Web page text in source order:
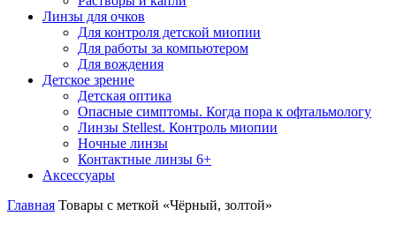
Линзы для очков
Для контроля детской миопии
Для работы за компьютером
Для вождения
Детское зрение
Детская оптика
Опасные симптомы. Когда пора к офтальмологу
Линзы Stellest. Контроль миопии
Ночные линзы
Контактные линзы 6+
Аксессуары
Главная Товары с меткой «Чёрный, золтой»